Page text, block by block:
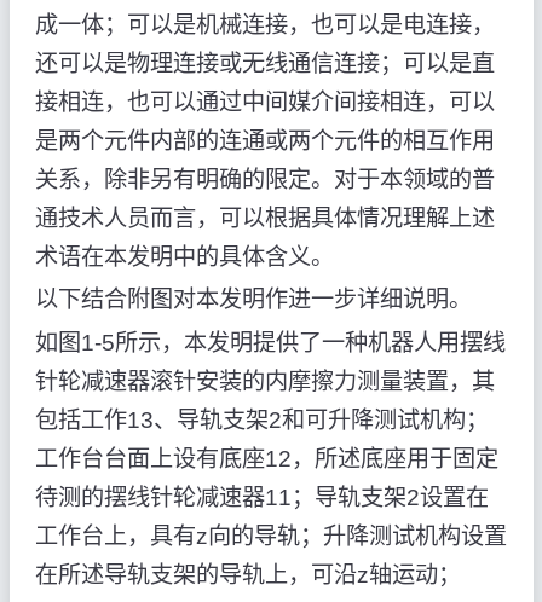
成一体；可以是机械连接，也可以是电连接，
还可以是物理连接或无线通信连接；可以是直
接相连，也可以通过中间媒介间接相连，可以
是两个元件内部的连通或两个元件的相互作用
关系，除非另有明确的限定。对于本领域的普
通技术人员而言，可以根据具体情况理解上述
术语在本发明中的具体含义。
以下结合附图对本发明作进一步详细说明。
如图1-5所示，本发明提供了一种机器人用摆线
针轮减速器滚针安装的内摩擦力测量装置，其
包括工作13、导轨支架2和可升降测试机构；
工作台台面上设有底座12，所述底座用于固定
待测的摆线针轮减速器11；导轨支架2设置在
工作台上，具有z向的导轨；升降测试机构设置
在所述导轨支架的导轨上，可沿z轴运动；